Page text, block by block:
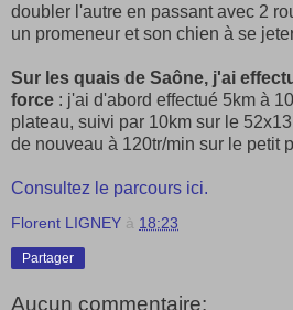
doubler l'autre en passant avec 2
un promeneur et son chien à se
Sur les quais de Saône, j'ai
force : j'ai d'abord effectué 5km à
plateau, suivi par 10km sur le
de nouveau à 120tr/min sur le petit
Consultez le parcours ici.
Florent LIGNEY à 18:23
Partager
Aucun commentaire: